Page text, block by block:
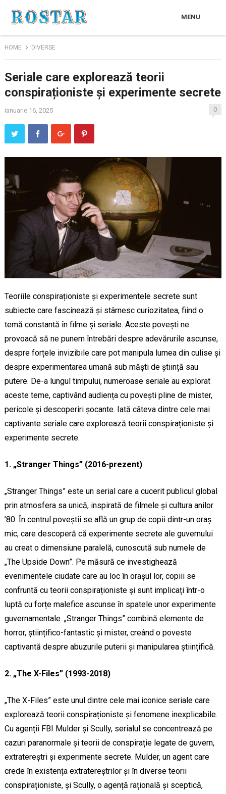
MENU
HOME DIVERSE
Seriale care explorează teorii
conspiraționiste și experimente secrete
ianuarie 16, 2025 0
Teoriile conspiraționiste și experimentele secrete sunt
subiecte care fascinează și stârnesc curiozitatea, fiind o
temă constantă în filme și seriale. Aceste povești ne
provoacă să ne punem întrebări despre adevărurile ascunse,
despre forțele invizibile care pot manipula lumea din culise și
despre experimentarea umană sub măști de știință sau
putere. De-a lungul timpului, numeroase seriale au explorat
aceste teme, captivând audiența cu povești pline de mister,
pericole și descoperiri șocante. Iată câteva dintre cele mai
captivante seriale care explorează teorii conspiraționiste și
experimente secrete.
1. „Stranger Things” (2016-prezent)
„Stranger Things” este un serial care a cucerit publicul global
prin atmosfera sa unică, inspirată de filmele și cultura anilor
’80. În centrul poveștii se află un grup de copii dintr-un oraș
mic, care descoperă că experimente secrete ale guvernului
au creat o dimensiune paralelă, cunoscută sub numele de
„The Upside Down”. Pe măsură ce investighează
evenimentele ciudate care au loc în orașul lor, copiii se
confruntă cu teorii conspiraționiste și sunt implicați într-o
luptă cu forțe malefice ascunse în spatele unor experimente
guvernamentale. „Stranger Things” combină elemente de
horror, științifico-fantastic și mister, creând o poveste
captivantă despre abuzurile puterii și manipularea științifică.
2. „The X-Files” (1993-2018)
„The X-Files” este unul dintre cele mai iconice seriale care
explorează teorii conspiraționiste și fenomene inexplicabile.
Cu agenții FBI Mulder și Scully, serialul se concentrează pe
cazuri paranormale și teorii de conspirație legate de guvern,
extratereștri și experimente secrete. Mulder, un agent care
crede în existența extratereștrilor și în diverse teorii
conspiraționiste, și Scully, o agență rațională și sceptică,